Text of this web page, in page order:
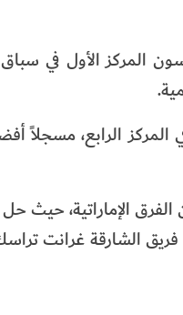
الإماراتية، حيث
فريق الشارقة غرانت